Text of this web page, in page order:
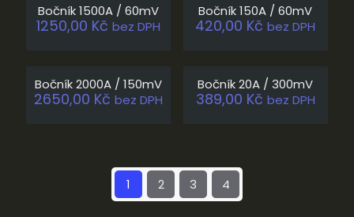
Bočník 1500A / 60mV
1250,00 Kč bez DPH
Bočník 150A / 60mV
420,00 Kč bez DPH
Bočník 2000A / 150mV
2650,00 Kč bez DPH
Bočník 20A / 300mV
389,00 Kč bez DPH
1 2 3 4